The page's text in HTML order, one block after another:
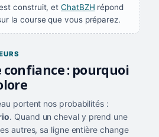
construit, etChatBZH répond
la course que vous préparez.
: pourquoi
portent nos probabilités :
. Quand un cheval y prend une
autres, sa ligne entière change